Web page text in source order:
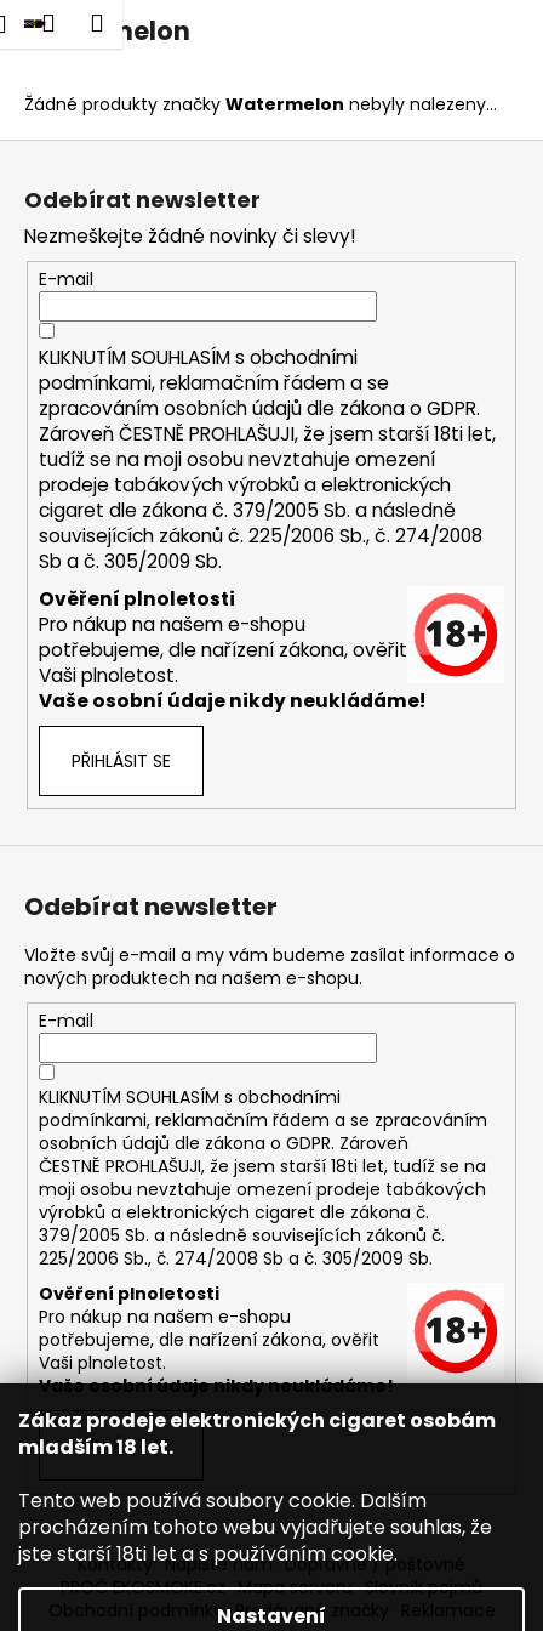
Zákaz prodeje elektronických cigaret osobám
mladším 18 let.
Tento web používá soubory cookie. Dalším
procházením tohoto webu vyjadřujete souhlas, že
jste starší 18ti let a s používáním cookie.
Nastavení
Přejít
na
Přihlášení
Nákupní
Menu
Watermelon
Žádné produkty značky Watermelon nebyly nalezeny...
K
o
k C
p
o
t
e
b
u
e
e
n
a
?
o
p
o
u
u
m
DEKANG
MENTOL
10ML
11MG
169
Kč
Původně:
195
Odebírat newsletter
Nezmeškejte žádné novinky či slevy!
E-mail
KLIKNUTÍM SOUHLASÍM s obchodními
podmínkami,reklamačním řádem a se
zpracováním osobních údajů dle zákona oGDPR.
Zároveň ČESTNĚ PROHLAŠUJI, že jsem starší 18ti let,
tudíž se na moji osobu nevztahuje omezení
prodeje tabákových výrobků a elektronických
cigaret dle zákona č. 379/2005 Sb. a následně
souvisejících zákonů č. 225/2006 Sb., č. 274/2008
Sb a č. 305/2009 Sb.
Ověření plnoletosti
Pro nákup na našem e-shopu
potřebujeme, dle nařízení zákona, ověřit
Vaši plnoletost.
Vaše osobní údaje nikdy neukládáme!
PŘIHLÁSIT SE
Odebírat newsletter
Vložte svůj e-mail a my vám budeme zasílat informace o
nových produktech na našem e-shopu.
E-mail
KLIKNUTÍM SOUHLASÍM s obchodními
podmínkami, reklamačním řádem a se zpracováním
osobních údajů dle zákona o GDPR. Zároveň
ČESTNĚ PROHLAŠUJI, že jsem starší 18ti let, tudíž se na
moji osobu nevztahuje omezení prodeje tabákových
výrobků a elektronických cigaret dle zákona č.
379/2005 Sb. a následně souvisejících zákonů č.
225/2006 Sb., č. 274/2008 Sb a č. 305/2009 Sb.
Ověření plnoletosti
Pro nákup na našem e-shopu
potřebujeme, dle nařízení zákona, ověřit
Vaši plnoletost.
Vaše osobní údaje nikdy neukládáme!
PŘIHLÁSIT SE
Kontakty Napište nám Dopravné / poštovné
PROČ EKOSMOKE.cz Mapa serveru Slovník pojmů
Obchodní podmínky Prodávané značky